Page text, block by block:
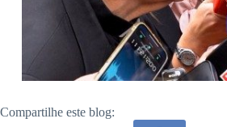
Compartilhe este blog: